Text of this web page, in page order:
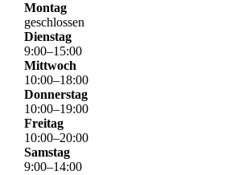
Montag
geschlossen
Dienstag
9:00–15:00
Mittwoch
10:00–18:00
Donnerstag
10:00–19:00
Freitag
10:00–20:00
Samstag
9:00–14:00